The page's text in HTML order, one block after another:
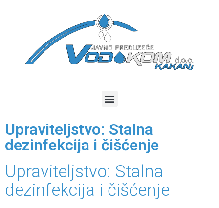
Upraviteljstvo: Stalna
dezinfekcija i čišćenje
Upraviteljstvo: Stalna
dezinfekcija i čišćenje